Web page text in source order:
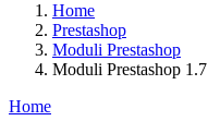
Home
Prestashop
Moduli Prestashop
Moduli Prestashop 1.7
Home